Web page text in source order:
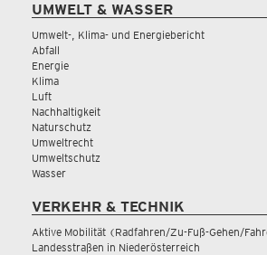
UMWELT & WASSER
Umwelt-, Klima- und Energiebericht
Abfall
Energie
Klima
Luft
Nachhaltigkeit
Naturschutz
Umweltrecht
Umweltschutz
Wasser
VERKEHR & TECHNIK
Aktive Mobilität (Radfahren/Zu-Fuß-Gehen/
Landesstraßen in Niederösterreich